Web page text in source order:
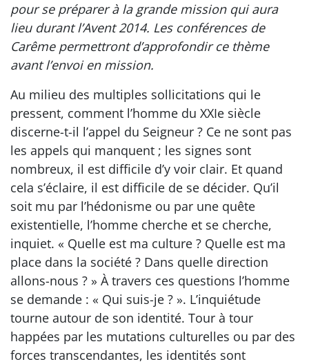
pour se préparer à la grande mission qui aura
lieu durant l’Avent 2014. Les conférences de
Carême permettront d’approfondir ce thème
avant l’envoi en mission.
Au milieu des multiples sollicitations qui le
pressent, comment l’homme du XXIe siècle
discerne-t-il l’appel du Seigneur ? Ce ne sont pas
les appels qui manquent ; les signes sont
nombreux, il est difficile d’y voir clair. Et quand
cela s’éclaire, il est difficile de se décider. Qu’il
soit mu par l’hédonisme ou par une quête
existentielle, l’homme cherche et se cherche,
inquiet. « Quelle est ma culture ? Quelle est ma
place dans la société ? Dans quelle direction
allons-nous ? » À travers ces questions l’homme
se demande : « Qui suis-je ? ». L’inquiétude
tourne autour de son identité. Tour à tour
happées par les mutations culturelles ou par des
forces transcendantes, les identités sont